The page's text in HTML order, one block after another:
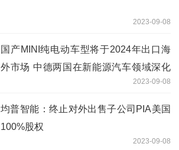
2023-09-08
国产MINI纯电动车型将于2024年出口海
外市场 中德两国在新能源汽车领域深化
2023-09-08
均普智能：终止对外出售子公司PIA美国
100%股权
2023-09-08